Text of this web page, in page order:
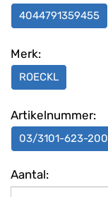
4044791359455
Merk:
ROECKL
Artikelnummer:
03/3101-623-
Aantal: